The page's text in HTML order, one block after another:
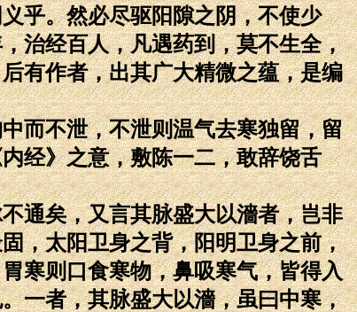
乎。然必尽驱阳隙之阴，不使少
治经百人，凡遇药到，莫不生全，
有作者，出其广大精微之蕴，是编
不泄，不泄则温气去寒独留，留
经》之意，敷陈一二，敢辞饶舌
矣，又言其脉盛大以濇者，岂非
，太阳卫身之背，阳明卫身之前，
寒则口食寒物，鼻吸寒气，皆得入
一者，其脉盛大以濇，虽曰中寒，